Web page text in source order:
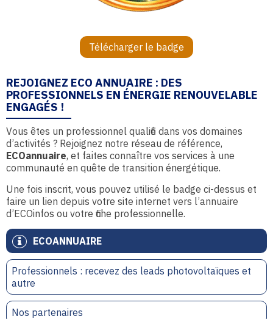
ECOANNUAIRE
Professionnels : recevez des leads photovoltaïques et
autre
Nos partenaires
Télécharger le badge
REJOIGNEZ ECO ANNUAIRE : DES
PROFESSIONNELS EN ÉNERGIE RENOUVELABLE
ENGAGÉS !
Vous êtes un professionnel qualifié dans vos domaines
d’activités ? Rejoignez notre réseau de référence,
ECOannuaire, et faites connaître vos services à une
communauté en quête de transition énergétique.
Une fois inscrit, vous pouvez utilisé le badge ci-dessus et
faire un lien depuis votre site internet vers l’annuaire
d’ECOinfos ou votre fiche professionnelle.